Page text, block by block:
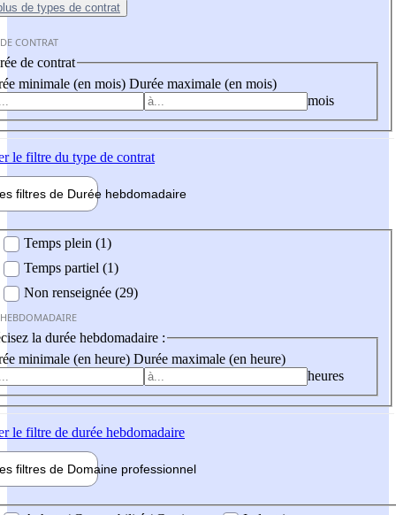
de types de contrat
CONTRAT
de contrat
minimale (en mois) Durée maximale (en mois)
mois
le filtre du type de contrat
filtres de Durée hebdomadaire
Temps plein (1)
Temps partiel (1)
Non renseignée (29)
la durée hebdomadaire :
minimale (en heure) Durée maximale (en heure)
heures
le filtre de durée hebdomadaire
filtres de Domaine professionnel